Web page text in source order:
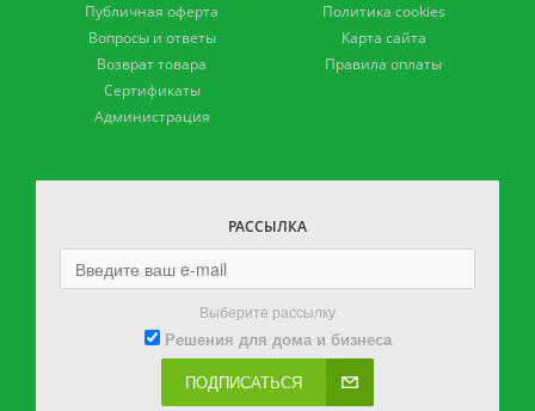
Публичная оферта
Вопросы и ответы
Возврат товара
Сертификаты
Администрация
Политика cookies
Карта сайта
Правила оплаты
РАССЫЛКА
Выберите рассылку
Решения для дома и бизнеса
ПОДПИСАТЬСЯ